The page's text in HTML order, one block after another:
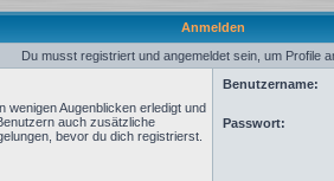
Anmelden
Du musst registriert und angemeldet sein, um Profile
wenigen Augenblicken erledigt und
auch zusätzliche
bevor du dich registrierst.
Benutzername:
Passwort: